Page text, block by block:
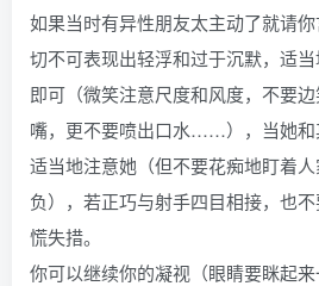
如果当时有异性朋友太主动了就请你
切不可表现出轻浮和过于沉默，适
即可（微笑注意尺度和风度，不要
嘴，更不要喷出口水……），当她和
适当地注意她（但不要花痴地盯着
负），若正巧与射手四目相接，也
慌失措。
你可以继续你的凝视（眼睛要眯起来